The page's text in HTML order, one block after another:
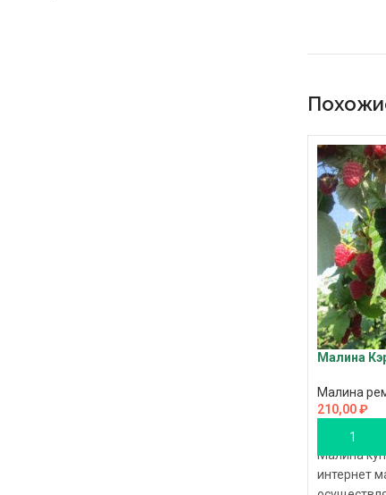
Малина
Малина
210,00₽
В КОРЗИНУ
Малина
интернет